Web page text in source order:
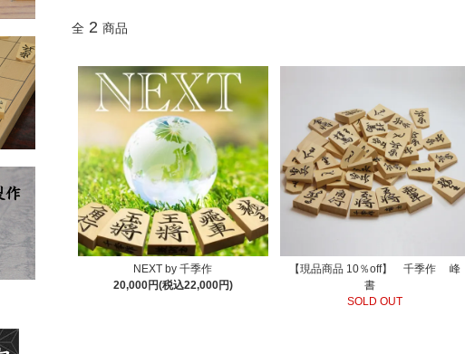
全 2 商品
NEXT by 千季作
20,000円(税込22,000円)
【現品商品 10％off】 千季作 峰
書
SOLD OUT